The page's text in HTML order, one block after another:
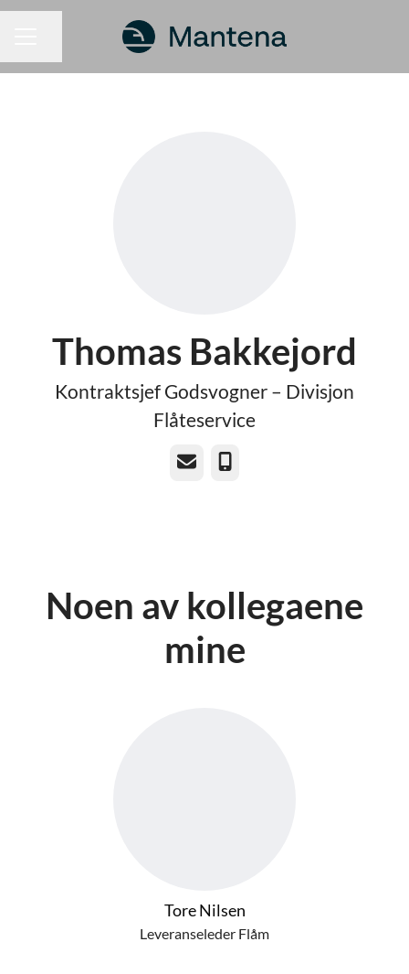
Thomas Bakkejord
Kontraktsjef Godsvogner – Divisjon
Flåteservice
E-post Telefonnummer
Noen av kollegaene
mine
Tore Nilsen
Leveranseleder Flåm